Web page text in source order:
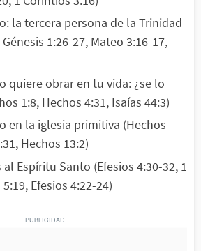
la tercera persona de la Trinidad
1:26-27, Mateo 3:16-17,
quiere obrar en tu vida: ¿se lo
1:8, Hechos 4:31, Isaías 44:3)
en la iglesia primitiva (Hechos
Hechos 13:2)
Espíritu Santo (Efesios 4:30-32, 1
Efesios 4:22-24)